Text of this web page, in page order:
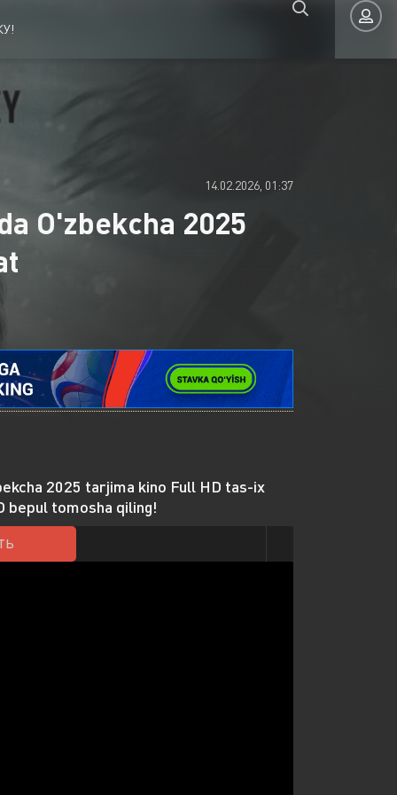
Авторизация
14.02.2026, 01:37
O'zbekcha 2025
2025 tarjima kino Full HD tas-ix
bepul tomosha qiling!